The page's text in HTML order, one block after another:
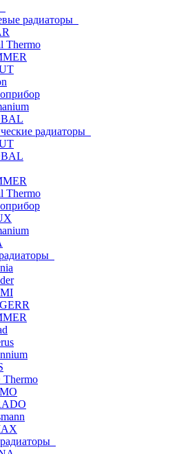
радиаторы
Thermo
радиаторы
Thermo